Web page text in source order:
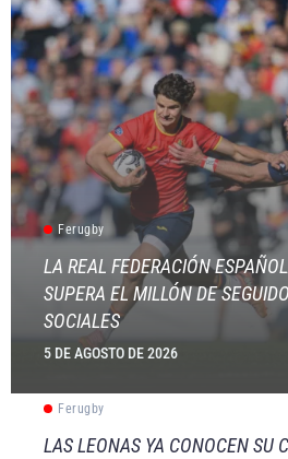
Ferugby
LA REAL FEDERACIÓN
SUPERA EL MILLÓN DE
SOCIALES
5 DE AGOSTO DE 2026
Ferugby
LAS LEONAS YA CONOCEN SU